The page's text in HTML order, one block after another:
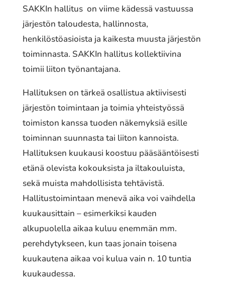
SAKKIn hallitus on viime kädessä vastuussa
järjestön taloudesta, hallinnosta,
henkilöstöasioista ja kaikesta muusta järjestön
toiminnasta. SAKKIn hallitus kollektiivina
toimii liiton työnantajana.
Hallituksen on tärkeä osallistua aktiivisesti
järjestön toimintaan ja toimia yhteistyössä
toimiston kanssa tuoden näkemyksiä esille
toiminnan suunnasta tai liiton kannoista.
Hallituksen kuukausi koostuu pääsääntöisesti
etänä olevista kokouksista ja iltakouluista,
sekä muista mahdollisista tehtävistä.
Hallitustoimintaan menevä aika voi vaihdella
kuukausittain – esimerkiksi kauden
alkupuolella aikaa kuluu enemmän mm.
perehdytykseen, kun taas jonain toisena
kuukautena aikaa voi kulua vain n. 10 tuntia
kuukaudessa.